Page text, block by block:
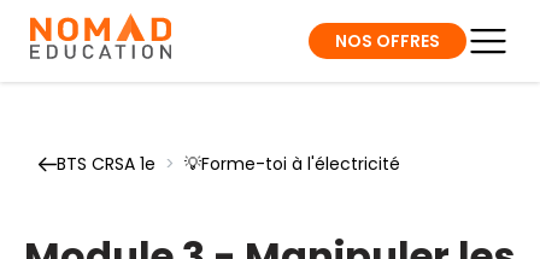
NOS OFFRES
BTS CRSA 1e > 💡Forme-toi à l'électricité